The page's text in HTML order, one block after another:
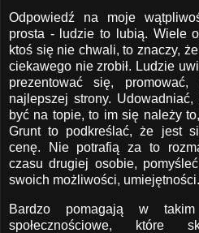
Odpowiedź na moje
prosta - ludzie to lubią. Wiele
ktoś się nie chwali, to znaczy,
ciekawego nie zrobił. Ludzie
prezentować się,
najlepszej strony.
być na topie, to im się należy
Grunt to podkreślać, że jest
cenę. Nie potrafią za to
czasu drugiej osobie,
swoich możliwości, umiejętności.
Bardzo pomagają w
społecznościowe, które